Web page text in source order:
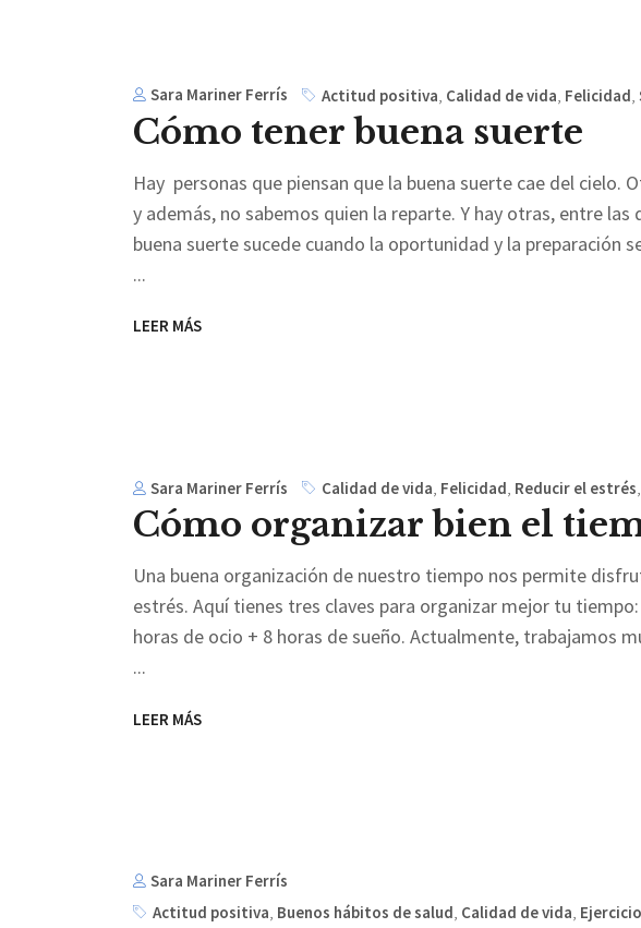
Sara Mariner Ferrís Actitud positiva Calidad de vida Felicidad
Cómo tener buena suerte
Hay personas que piensan que la buena suerte cae del cielo.
y además, no sabemos quien la reparte. Y hay otras, entre
buena suerte sucede cuando la oportunidad y la preparación
LEER MÁS
Sara Mariner Ferrís Calidad de vida, Felicidad, Reducir el estrés,
Cómo organizar bien el
Una buena organización de nuestro tiempo nos permite
estrés. Aquí tienes tres claves para organizar mejor tu
horas de ocio + 8 horas de sueño. Actualmente, trabajamos
LEER MÁS
Sara Mariner Ferrís
Actitud positiva, Buenos hábitos de salud, Calidad de vida,